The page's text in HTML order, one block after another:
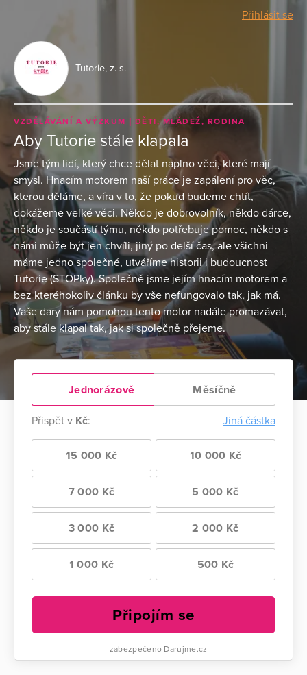
Přihlásit se
Tutorie, z. s.
VZDĚLÁVÁNÍ A VÝZKUM DĚTI, MLÁDEŽ, RODINA
Aby Tutorie stále klapala
Jsme tým lidí, který chce dělat naplno věci, které mají
smysl. Hnacím motorem naší práce je zapálení pro věc,
kterou děláme, a víra v to, že pokud budeme chtít,
dokážeme velké věci. Někdo je dobrovolník, někdo dárce,
někdo je součástí týmu, někdo potřebuje pomoc, někdo s
námi může být jen chvíli, jiný po delší čas, ale všichni
máme jedno společné, utváříme historii i budoucnost
Tutorie (STOPky). Společně jsme jejím hnacím motorem a
bez kteréhokoliv článku by vše nefungovalo tak, jak má.
Vaše dary nám pomohou tento motor nadále promazávat,
aby stále klapal tak, jak si společně přejeme.
Jednorázově Měsíčně
Přispět v Kč: Jiná částka
15 000 Kč 10 000 Kč
7 000 Kč 5 000 Kč
3 000 Kč 2 000 Kč
1 000 Kč 500 Kč
Připojím se
zabezpečeno Darujme.cz